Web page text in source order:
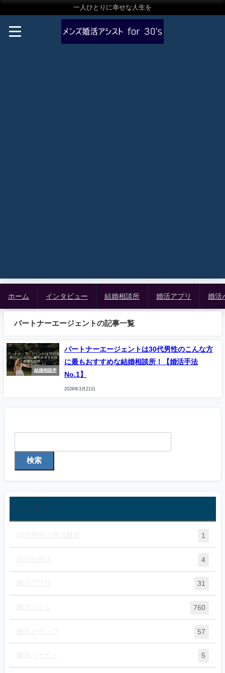
一人ひとりに幸せな人生を
ホーム インタビュー 結婚相談所 婚活アプリ 婚活
パートナーエージェントの記事一覧
結婚相談所
パートナーエージェントは30代男性のこんな方
に最もおすすめな結婚相談所！【婚活手法
No.1】
2026年3月21日
検索
カテゴリー
1
4
31
760
57
5